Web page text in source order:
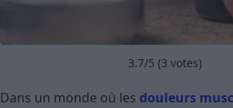
3.7/5 (3 votes)
Dans un monde où les douleurs